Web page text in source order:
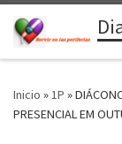
Saltar al
Inicio »1P »
PRESENCIAL EM